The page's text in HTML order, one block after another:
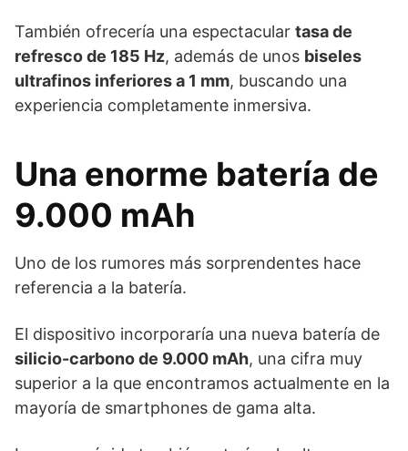
También ofrecería una espectacular tasa de
refresco de 185 Hz, además de unos biseles
ultrafinos inferiores a 1 mm, buscando una
experiencia completamente inmersiva.
Una enorme batería de
9.000 mAh
Uno de los rumores más sorprendentes hace
referencia a la batería.
El dispositivo incorporaría una nueva batería de
silicio-carbono de 9.000 mAh, una cifra muy
superior a la que encontramos actualmente en la
mayoría de smartphones de gama alta.